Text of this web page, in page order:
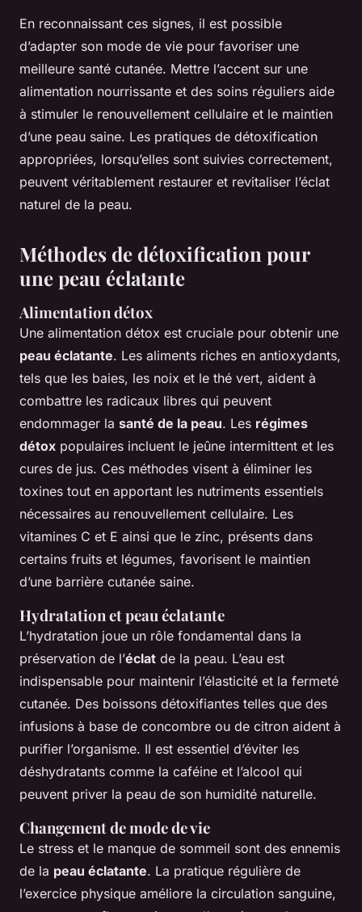
En reconnaissant ces signes, il est possible
d’adapter son mode de vie pour favoriser une
meilleure santé cutanée. Mettre l’accent sur une
alimentation nourrissante et des soins réguliers aide
à stimuler le renouvellement cellulaire et le maintien
d’une peau saine. Les pratiques de détoxification
appropriées, lorsqu’elles sont suivies correctement,
peuvent véritablement restaurer et revitaliser l’éclat
naturel de la peau.
Méthodes de détoxification pour
une peau éclatante
Alimentation détox
Une alimentation détox est cruciale pour obtenir une
peau éclatante. Les aliments riches en antioxydants,
tels que les baies, les noix et le thé vert, aident à
combattre les radicaux libres qui peuvent
endommager la santé de la peau. Les régimes
détox populaires incluent le jeûne intermittent et les
cures de jus. Ces méthodes visent à éliminer les
toxines tout en apportant les nutriments essentiels
nécessaires au renouvellement cellulaire. Les
vitamines C et E ainsi que le zinc, présents dans
certains fruits et légumes, favorisent le maintien
d’une barrière cutanée saine.
Hydratation et peau éclatante
L’hydratation joue un rôle fondamental dans la
préservation de l’éclat de la peau. L’eau est
indispensable pour maintenir l’élasticité et la fermeté
cutanée. Des boissons détoxifiantes telles que des
infusions à base de concombre ou de citron aident à
purifier l’organisme. Il est essentiel d’éviter les
déshydratants comme la caféine et l’alcool qui
peuvent priver la peau de son humidité naturelle.
Changement de mode de vie
Le stress et le manque de sommeil sont des ennemis
de la peau éclatante. La pratique régulière de
l’exercice physique améliore la circulation sanguine,